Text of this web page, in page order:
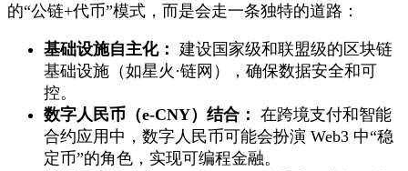
的“公链+代币”模式，而是会走一条独特的道路：
基础设施自主化： 建设国家级和联盟级的区块链
基础设施（如星火·链网），确保数据安全和可
控。
数字人民币（e-CNY）结合： 在跨境支付和智能
合约应用中，数字人民币可能会扮演 Web3 中“稳
定币”的角色，实现可编程金融。